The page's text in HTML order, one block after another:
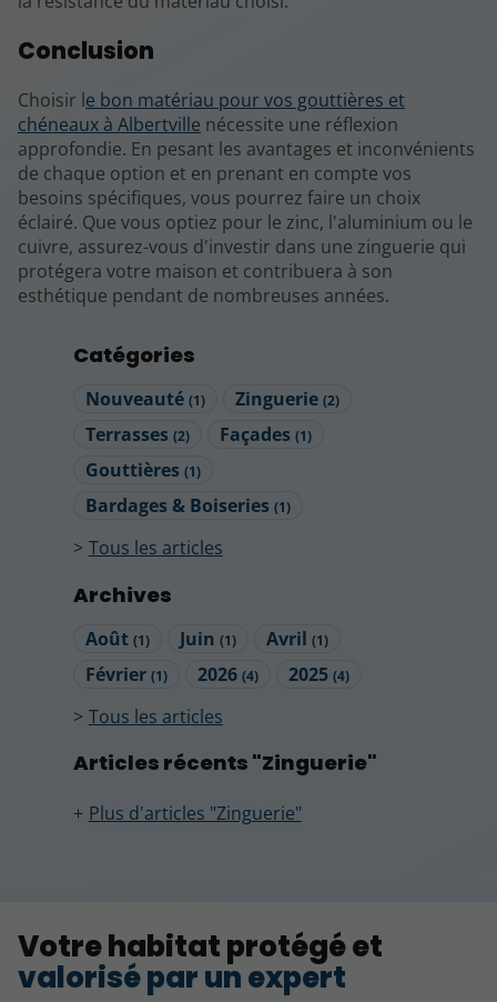
Catégories
Nouveauté (1) Zinguerie(2)
Terrasses (2) Façades(1)
Gouttières (1)
Bardages & Boiseries (1)
Tous les articles
Archives
Août (1) Juin(1) Avril(1)
Février (1) 2026(4) 2025(4)
Tous les articles
Articles récents "Zinguerie"
Plus d'articles "Zinguerie"
Conclusion
Choisir le bon matériau pour vos gouttières et
chéneaux à Albertville nécessite une réflexion
approfondie. En pesant les avantages et inconvénients
de chaque option et en prenant en compte vos
besoins spécifiques, vous pourrez faire un choix
éclairé. Que vous optiez pour le zinc, l'aluminium ou le
cuivre, assurez-vous d'investir dans une zinguerie qui
protégera votre maison et contribuera à son
esthétique pendant de nombreuses années.
Votre habitat protégé et
valorisé par un expert